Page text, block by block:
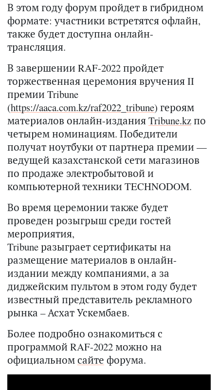
В этом году форум пройдет в гибридном
формате: участники встретятся офлайн,
также будет доступна онлайн-
трансляция.
В завершении RAF-2022 пройдет
торжественная церемония вручения II
премии Tribune
(https://aaca.com.kz/raf2022_tribune) героям
материалов онлайн-изданияTribune.kzпо
четырем номинациям. Победители
получат ноутбуки от партнера премии —
ведущей казахстанской сети магазинов
по продаже электробытовой и
компьютерной техники TECHNODOM.
Во время церемонии также будет
проведен розыгрыш среди гостей
мероприятия,
Tribune разыграет сертификаты на
размещение материалов в онлайн-
издании между компаниями, а за
диджейским пультом в этом году будет
известный представитель рекламного
рынка – Асхат Ускембаев.
Более подробно ознакомиться с
программой RAF-2022 можно на
официальномсайте форума.